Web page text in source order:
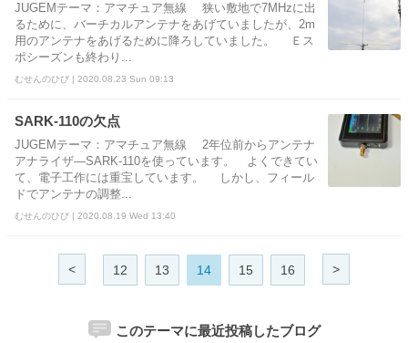
JUGEMテーマ：アマチュア無線 狭い敷地で7MHzに出
るために、バーチカルアンテナをあげていましたが、2m
用のアンテナをあげるために降ろしていました。 Ｅス
ポシーズンも終わり...
むせんのひび | 2020.08.23 Sun 09:13
SARK-110の欠点
JUGEMテーマ：アマチュア無線 2年位前からアンテナ
アナライザ―SARK-110を使っています。 よくできてい
て、電子工作には重宝しています。 しかし、フィール
ドでアンテナの調整...
むせんのひび | 2020.08.19 Wed 13:40
< 12 13 14 15 16 >
このテーマに最近投稿したブログ